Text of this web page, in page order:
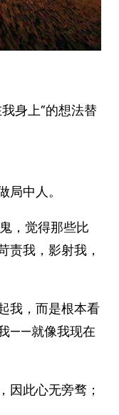
身上”的想法替
中人。
，觉得那些比
责我，影射我，
我，而是根本看
——就像我现在
因此心无旁骛；